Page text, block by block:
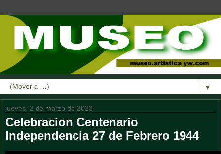
▼
jueves, 2 de marzo de 2023
Celebracion Centenario
Independencia 27 de Febrero 1944